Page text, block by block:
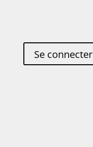
Se connecter